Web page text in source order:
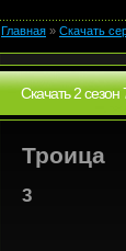
Главная » Скачать
Скачать 2 сезон
Троица
3